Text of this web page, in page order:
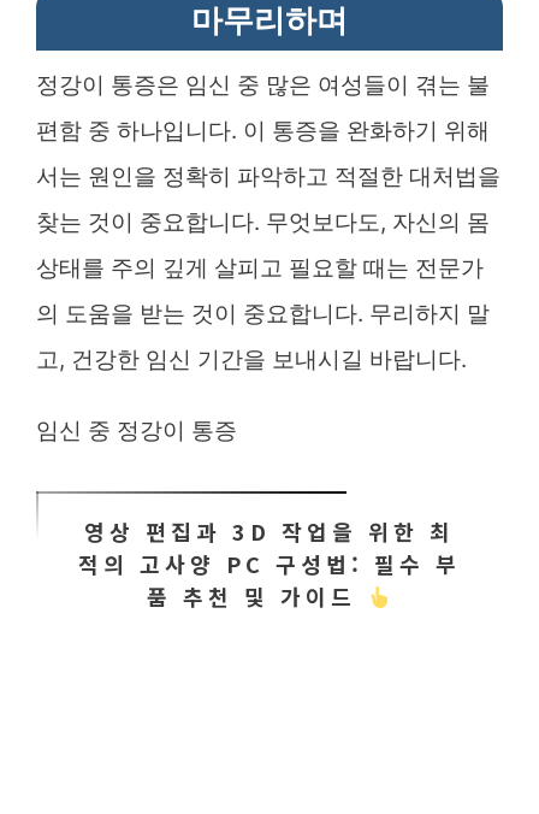
마무리하며
정강이 통증은 임신 중 많은 여성들이 겪는 불
편함 중 하나입니다. 이 통증을 완화하기 위해
서는 원인을 정확히 파악하고 적절한 대처법을
찾는 것이 중요합니다. 무엇보다도, 자신의 몸
상태를 주의 깊게 살피고 필요할 때는 전문가
의 도움을 받는 것이 중요합니다. 무리하지 말
고, 건강한 임신 기간을 보내시길 바랍니다.
임신 중 정강이 통증
영상 편집과 3D 작업을 위한 최
적의 고사양 PC 구성법: 필수 부
품 추천 및 가이드